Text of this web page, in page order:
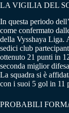
LA VIGILIA DEL
In questa periodo
come confermato
della Vysshaya Liga.
sedici club
ottenuto 21 punti in
seconda miglior
La squadra si è
con i suoi 5 gol in 11
PROBABILI